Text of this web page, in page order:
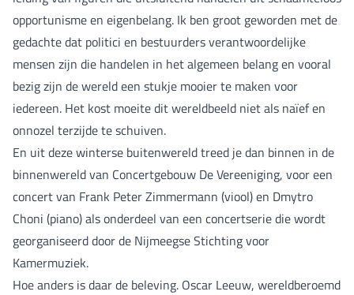
opportunisme en eigenbelang. Ik ben groot geworden met de
gedachte dat politici en bestuurders verantwoordelijke
mensen zijn die handelen in het algemeen belang en vooral
bezig zijn de wereld een stukje mooier te maken voor
iedereen. Het kost moeite dit wereldbeeld niet als naïef en
onnozel terzijde te schuiven.
En uit deze winterse buitenwereld treed je dan binnen in de
binnenwereld van Concertgebouw De Vereeniging, voor een
concert van Frank Peter Zimmermann (viool) en Dmytro
Choni (piano) als onderdeel van een concertserie die wordt
georganiseerd door de Nijmeegse Stichting voor
Kamermuziek.
Hoe anders is daar de beleving. Oscar Leeuw, wereldberoemd